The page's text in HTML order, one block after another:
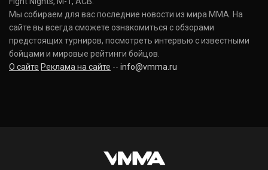
Мы собираем для вас последние новости из мира ММА. На
сайте вы всегда сможете ознакомиться с обзорами
предстоящих турниров, посмотреть интервью с известными
бойцами и мировые рейтинги бойцов.
О сайте Реклама на сайте -- info@vmma.ru